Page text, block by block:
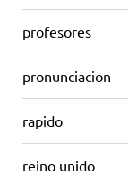
profesores
pronunciacion
rapido
reino unido